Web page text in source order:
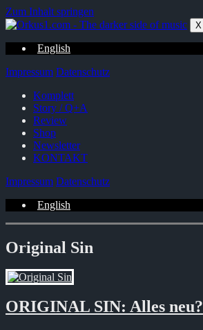
Zum Inhalt springen
X
English
Impressum Datenschutz
Komplett
Story / Q+A
Review
Shop
Newsletter
KONTAKT
Impressum Datenschutz
English
Original Sin
ORIGINAL SIN: Alles neu?